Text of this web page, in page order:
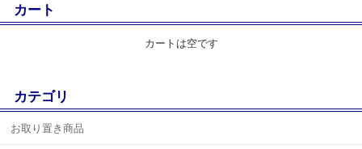
カート
カートは空です
カテゴリ
お取り置き商品